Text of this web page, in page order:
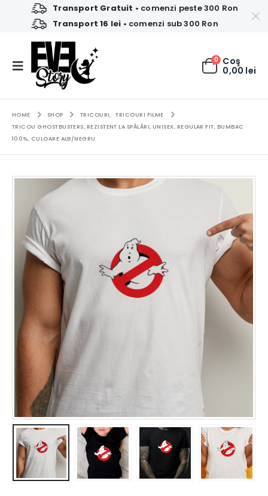
Transport Gratuit • comenzi peste 300 Ron
Transport 16 lei • comenzi sub 300 Ron
0 Coş
0,00 lei
HOME SHOP TRICOURI,
TRICOURI FILME
TRICOU GHOSTBUSTERS, REZISTENT LA SPĂLĂRI, UNISEX, REGULAR FIT, BUMBAC
100%, CULOARE ALB/NEGRU